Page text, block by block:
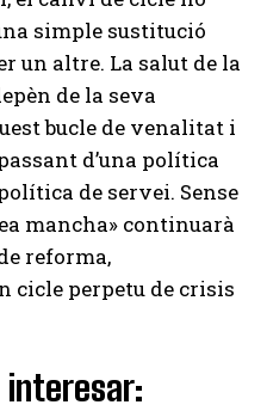
simple sustitució
un altre. La salut de la
de la seva
bucle de venalitat i
d’una política
de servei. Sense
mancha» continuarà
reforma,
cicle perpetu de crisis
interesar: